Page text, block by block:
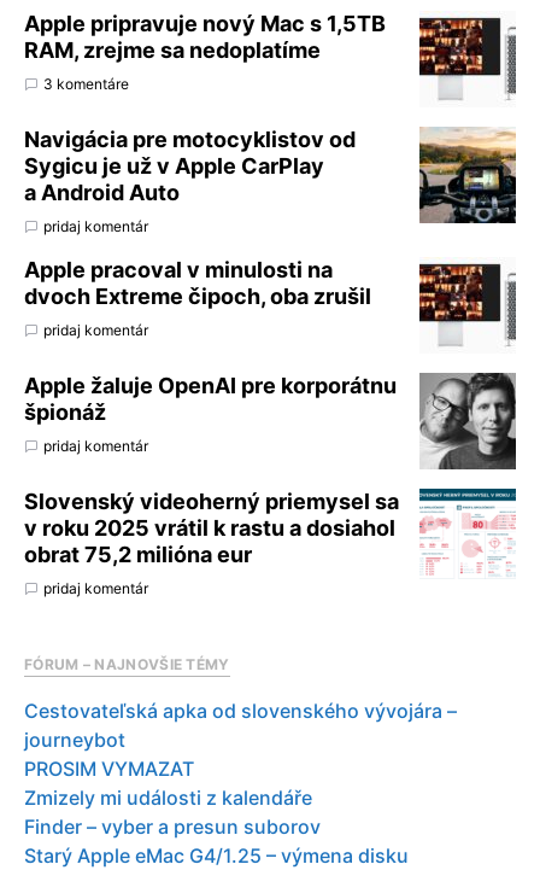
Apple pripravuje nový Mac s 1,5TB
RAM, zrejme sa nedoplatíme
3 komentáre
Navigácia pre motocyklistov od
Sygicu je už v Apple CarPlay
a Android Auto
pridaj komentár
Apple pracoval v minulosti na
dvoch Extreme čipoch, oba zrušil
pridaj komentár
Apple žaluje OpenAI pre korporátnu
špionáž
pridaj komentár
Slovenský videoherný priemysel sa
v roku 2025 vrátil k rastu a dosiahol
obrat 75,2 milióna eur
pridaj komentár
FÓRUM – NAJNOVŠIE TÉMY
Cestovateľská apka od slovenského vývojára –
journeybot
PROSIM VYMAZAT
Zmizely mi události z kalendáře
Finder – vyber a presun suborov
Starý Apple eMac G4/1.25 – výmena disku